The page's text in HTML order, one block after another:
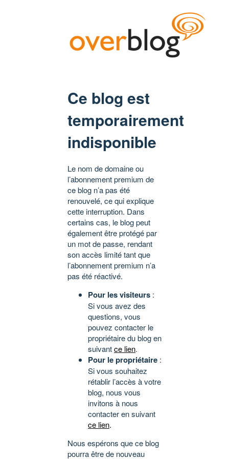
Ce blog est
temporairement
indisponible
Le nom de domaine ou
l’abonnement premium de
ce blog n’a pas été
renouvelé, ce qui explique
cette interruption. Dans
certains cas, le blog peut
également être protégé par
un mot de passe, rendant
son accès limité tant que
l’abonnement premium n’a
pas été réactivé.
Pour les visiteurs :
Si vous avez des
questions, vous
pouvez contacter le
propriétaire du blog en
suivantce lien.
Pour le propriétaire :
Si vous souhaitez
rétablir l’accès à votre
blog, nous vous
invitons à nous
contacter en suivant
ce lien.
Nous espérons que ce blog
pourra être de nouveau